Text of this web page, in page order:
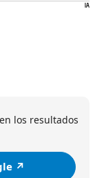
IA
los resultados
↗️